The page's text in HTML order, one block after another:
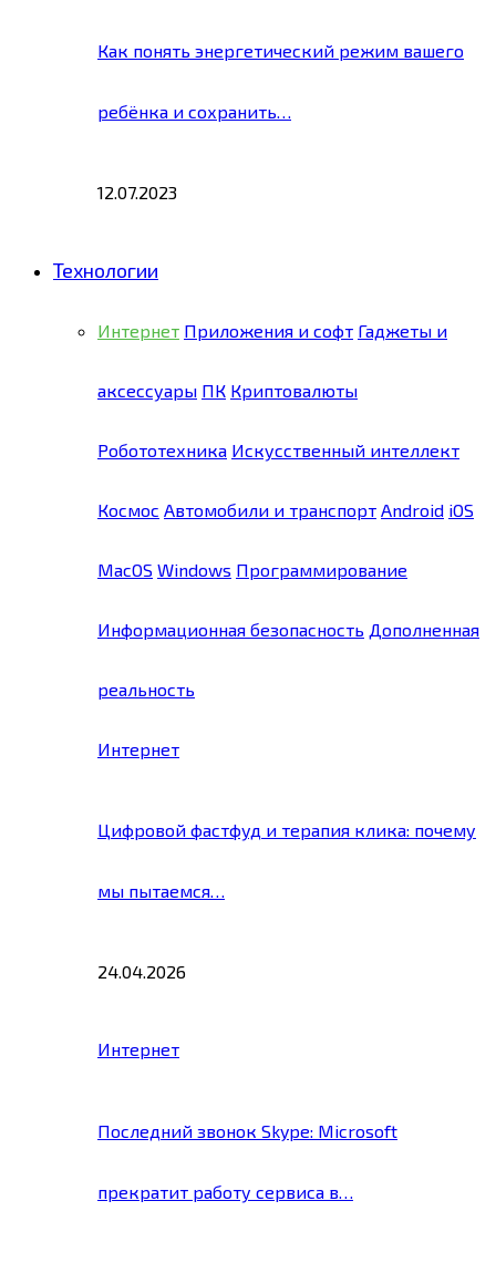
Как понять энергетический режим вашего
ребёнка и сохранить…
12.07.2023
Технологии
Интернет Приложения и софт Гаджеты и
аксессуары ПК Криптовалюты
Робототехника Искусственный интеллект
Космос Автомобили и транспорт Android iOS
MacOS Windows Программирование
Информационная безопасность Дополненная
реальность
Интернет
Цифровой фастфуд и терапия клика: почему
мы пытаемся…
24.04.2026
Интернет
Последний звонок Skype: Microsoft
прекратит работу сервиса в…